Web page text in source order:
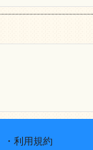
・利用規約